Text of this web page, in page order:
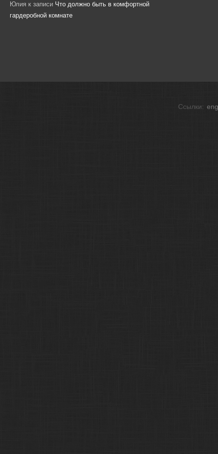
Юлия к записи Что должно быть в комфортной
гардеробной комнате
Ссылки: